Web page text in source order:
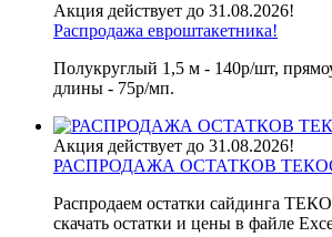
Акция действует до 31.08.2026!
Распродажа евроштакетника!
Полукруглый 1,5 м - 140р/шт,
длины - 75р/мп.
Акция действует до 31.08.2026!
РАСПРОДАЖА ОСТАТКОВ
Распродаем остатки сайдинга
скачать остатки и цены в файле